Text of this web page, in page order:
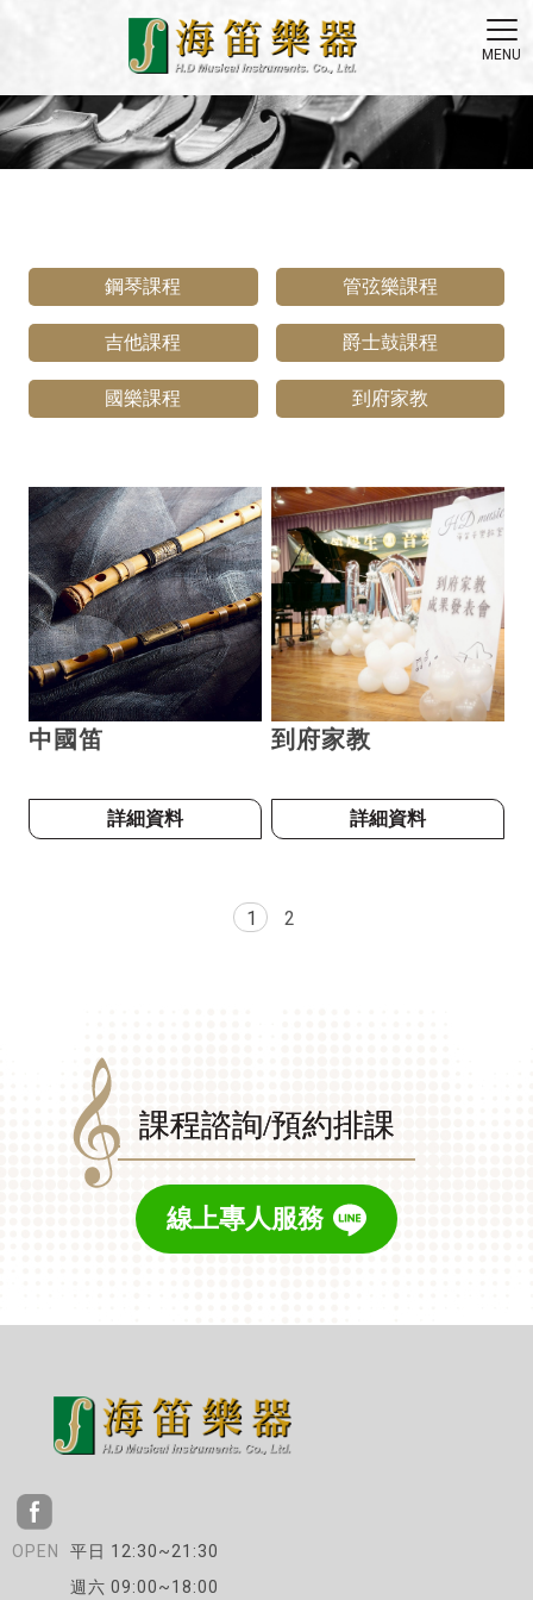
鋼琴課程 管弦樂課程
吉他課程 爵士鼓課程
國樂課程 到府家教
中國笛
詳細資料
到府家教
詳細資料
1 2
課程諮詢/預約排課
線上專人服務
平日 12:30~21:30
週六 09:00~18:00